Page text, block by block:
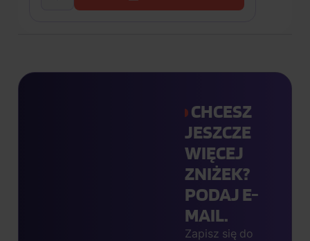
CHCESZ
JESZCZE
WIĘCEJ
ZNIŻEK?
PODAJ E-
MAIL.
Zapisz się do